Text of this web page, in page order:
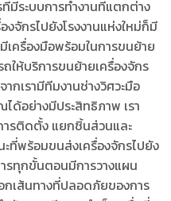
มีระบบการทำงานที่แตกต่าง
งจักรไปยังโรงงานแห่งใหม่ก็มี
เครื่องมือพร้อมในการขนย้าย
ถให้บริการขนย้ายเครื่องจักร
กเรามีทีมงานช่างวิศวะมือ
ด้อย่างมีประสิทธิภาพ เรา
รติดตั้ง แยกชิ้นส่วนและ
ที่พร้อมขนส่งเครื่องจักรไปยัง
รทุกขั้นตอนมีการวางแผน
กเส้นทางที่ปลอดภัยของการ